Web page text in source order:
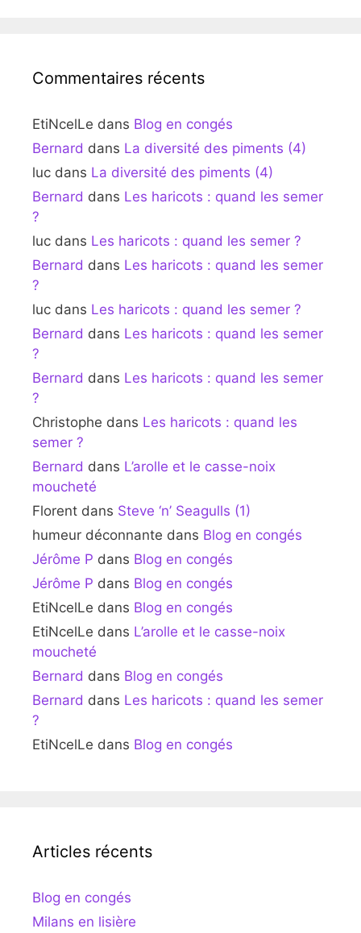
Commentaires récents
EtiNcelLe dans Blog en congés
Bernard dans La diversité des piments (4)
luc dans La diversité des piments (4)
Bernard dans Les haricots : quand les semer
?
luc dans Les haricots : quand les semer ?
Bernard dans Les haricots : quand les semer
?
luc dans Les haricots : quand les semer ?
Bernard dans Les haricots : quand les semer
?
Bernard dans Les haricots : quand les semer
?
Christophe dans Les haricots : quand les
semer ?
Bernard dans L’arolle et le casse-noix
moucheté
Florent dans Steve ‘n’ Seagulls (1)
humeur déconnante dans Blog en congés
Jérôme P dans Blog en congés
Jérôme P dans Blog en congés
EtiNcelLe dans Blog en congés
EtiNcelLe dans L’arolle et le casse-noix
moucheté
Bernard dans Blog en congés
Bernard dans Les haricots : quand les semer
?
EtiNcelLe dans Blog en congés
Articles récents
Blog en congés
Milans en lisière